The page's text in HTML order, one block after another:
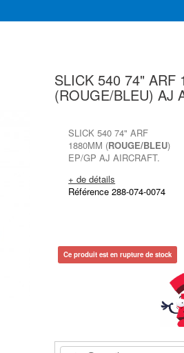
SLICK 540 74" ARF
(ROUGE/BLEU) AJ
SLICK 540 74" ARF
1880MM (ROUGE/BLEU)
EP/GP AJ AIRCRAFT.
+ de détails
Référence 288-074-0074
Ce produit est en rupture de stock